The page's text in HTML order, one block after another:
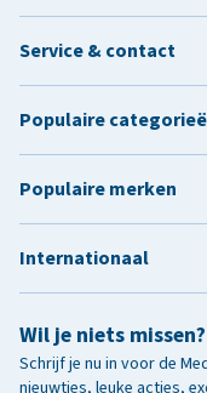
Wil je niets missen?
Schrijf je nu in voor de
nieuwtjes, leuke acties,
Service & contact
Populaire
Populaire merken
Internationaal